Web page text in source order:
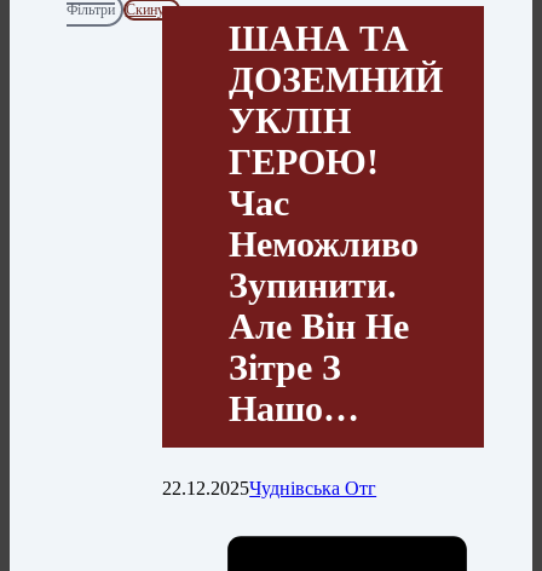
Фільтри
Скинути
ШАНА ТА
ДОЗЕМНИЙ
УКЛІН
ГЕРОЮ!
Час
Неможливо
Зупинити.
Але Він Не
Зітре З
Нашо…
22.12.2025Чуднівська Отг